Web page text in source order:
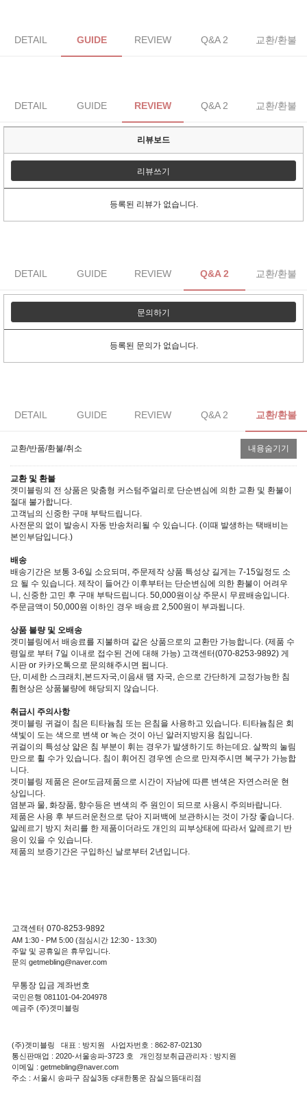
DETAIL GUIDE REVIEW Q&A 2 교환/환불
DETAIL GUIDE REVIEW Q&A 2 교환/환불
리뷰보드
리뷰쓰기
등록된 리뷰가 없습니다.
DETAIL GUIDE REVIEW Q&A 2 교환/환불
문의하기
등록된 문의가 없습니다.
DETAIL GUIDE REVIEW Q&A 2 교환/환불
교환/반품/환불/취소 내용숨기기
교환 및 환불
겟미블링의 전 상품은 맞춤형 커스텀주얼리로 단순변심에 의한 교환 및 환불이
절대 불가합니다.
고객님의 신중한 구매 부탁드립니다.
사전문의 없이 발송시 자동 반송처리될 수 있습니다. (이때 발생하는 택배비는
본인부담입니다.)
배송
배송기간은 보통 3-6일 소요되며, 주문제작 상품 특성상 길게는 7-15일정도 소
요 될 수 있습니다. 제작이 들어간 이후부터는 단순변심에 의한 환불이 어려우
니, 신중한 고민 후 구매 부탁드립니다. 50,000원이상 주문시 무료배송입니다.
주문금액이 50,000원 이하인 경우 배송료 2,500원이 부과됩니다.
상품 불량 및 오배송
겟미블링에서 배송료를 지불하며 같은 상품으로의 교환만 가능합니다. (제품 수
령일로 부터 7일 이내로 접수된 건에 대해 가능) 고객센터(070-8253-9892) 게
시판 or 카카오톡으로 문의해주시면 됩니다.
단, 미세한 스크래치,본드자국,이음새 땜 자국, 손으로 간단하게 교정가능한 침
휨현상은 상품불량에 해당되지 않습니다.
취급시 주의사항
겟미블링 귀걸이 침은 티타늄침 또는 은침을 사용하고 있습니다. 티타늄침은 회
색빛이 도는 색으로 변색 or 녹슨 것이 아닌 알러지방지용 침입니다.
귀걸이의 특성상 얇은 침 부분이 휘는 경우가 발생하기도 하는데요. 살짝의 눌림
만으로 휠 수가 있습니다. 침이 휘어진 경우엔 손으로 만져주시면 복구가 가능합
니다.
겟미블링 제품은 은or도금제품으로 시간이 자남에 따른 변색은 자연스러운 현
상입니다.
염분과 물, 화장품, 향수등은 변색의 주 원인이 되므로 사용시 주의바랍니다.
제품은 사용 후 부드러운천으로 닦아 지퍼백에 보관하시는 것이 가장 좋습니다.
알레르기 방지 처리를 한 제품이더라도 개인의 피부상태에 따라서 알레르기 반
응이 있을 수 있습니다.
제품의 보증기간은 구입하신 날로부터 2년입니다.
고객센터 070-8253-9892
AM 1:30 - PM 5:00 (점심시간 12:30 - 13:30)
주말 및 공휴일은 휴무입니다.
문의 getmebling@naver.com
무통장 입금 계좌번호
국민은행 081101-04-204978
예금주 (주)겟미블링
(주)겟미블링 대표 : 방지원 사업자번호 : 862-87-02130
통신판매업 : 2020-서울송파-3723 호 개인정보취급관리자 : 방지원
이메일 : getmebling@naver.com
주소 : 서울시 송파구 잠실3동 cj대한통운 잠실으뜸대리점